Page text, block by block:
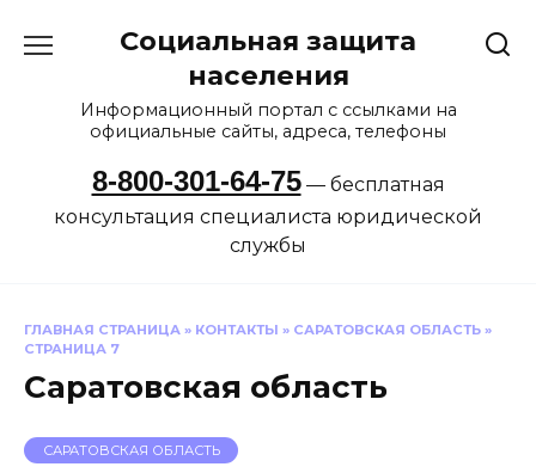
Социальная защита
населения
Информационный портал с ссылками на
официальные сайты, адреса, телефоны
8-800-301-64-75— бесплатная
консультация специалиста юридической
службы
ГЛАВНАЯ СТРАНИЦА » КОНТАКТЫ » САРАТОВСКАЯ ОБЛАСТЬ »
СТРАНИЦА 7
Саратовская область
САРАТОВСКАЯ ОБЛАСТЬ